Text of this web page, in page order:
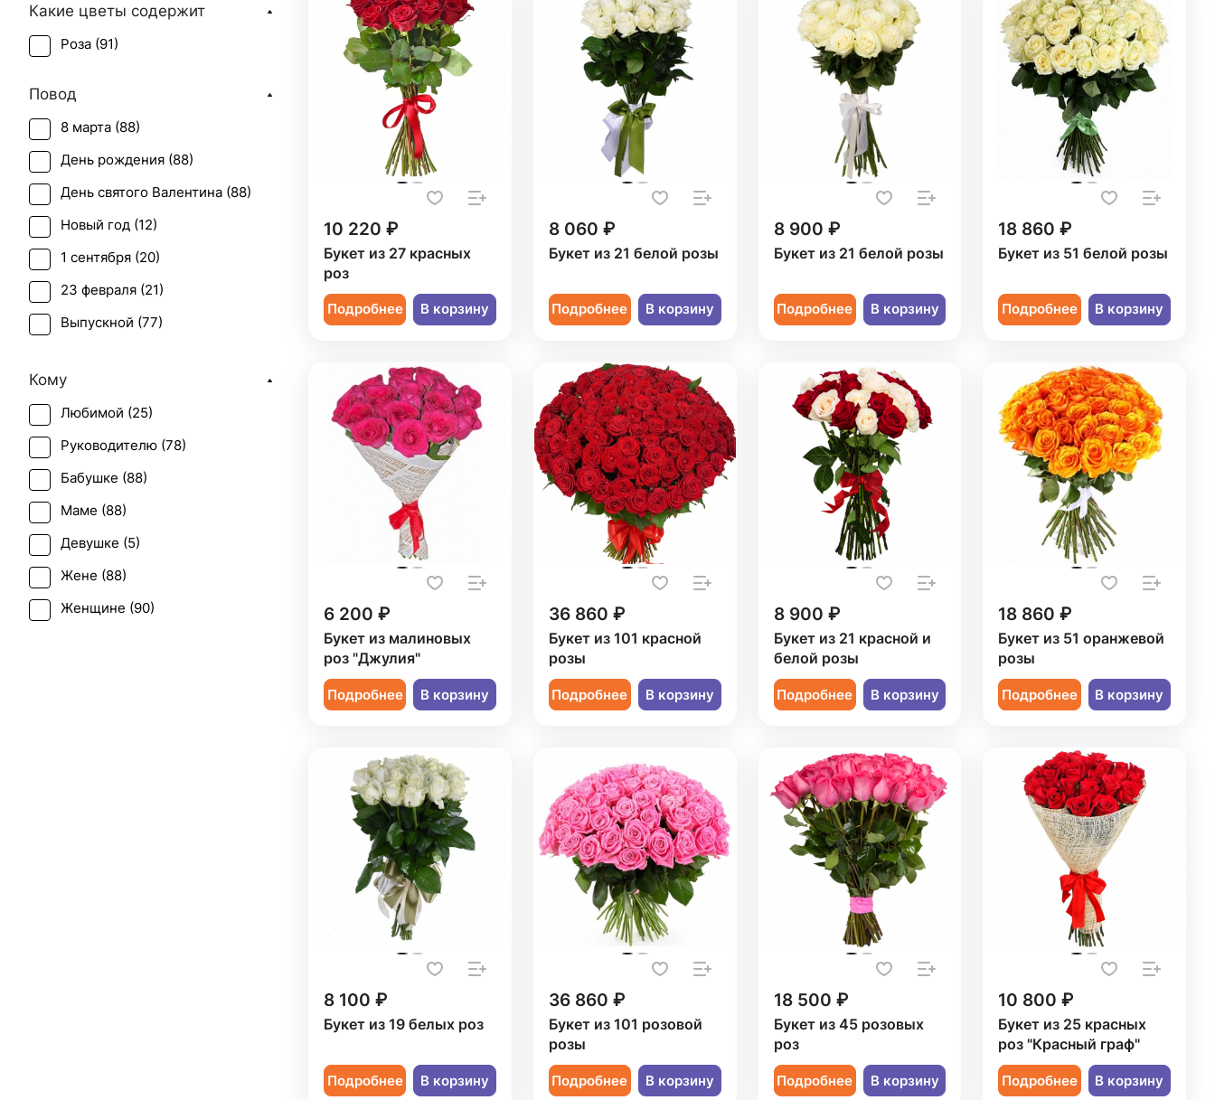
10 220 ₽
Букет из 27 красных
роз
Подробнее В корзину
8 060 ₽
Букет из 21 белой розы
Подробнее В корзину
8 900 ₽
Букет из 21 белой розы
Подробнее В корзину
18 860 ₽
Букет из 51 белой розы
Подробнее В корзину
6 200 ₽
Букет из малиновых
роз "Джулия"
Подробнее В корзину
36 860 ₽
Букет из 101 красной
розы
Подробнее В корзину
8 900 ₽
Букет из 21 красной и
белой розы
Подробнее В корзину
18 860 ₽
Букет из 51 оранжевой
розы
Подробнее В корзину
8 100 ₽
Букет из 19 белых роз
Подробнее В корзину
36 860 ₽
Букет из 101 розовой
розы
Подробнее В корзину
18 500 ₽
Букет из 45 розовых
роз
Подробнее В корзину
10 800 ₽
Букет из 25 красных
роз "Красный граф"
Подробнее В корзину
Какие цветы содержит
Роза (91)
Повод
8 марта (88)
День рождения (88)
День святого Валентина (88)
Новый год (12)
1 сентября (20)
23 февраля (21)
Выпускной (77)
День учителя (
Пасха (9)
Первое свидание (80
Последний звонок (
Рождение ребенка (
Рождество (
Свадьба (1
Татьянин день (
Кому
Любимой (25)
Руководителю (78)
Бабушке (88)
Маме (88)
Девушке (5)
Жене (88)
Женщине (90)